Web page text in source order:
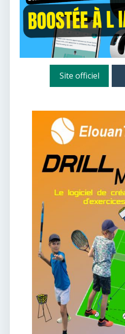
Site officiel